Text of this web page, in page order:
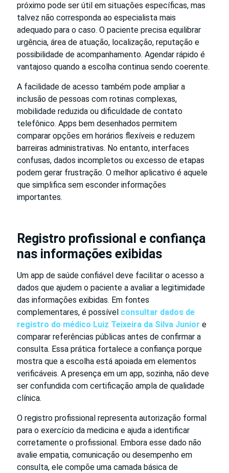
próximo pode ser útil em situações específicas, mas
talvez não corresponda ao especialista mais
adequado para o caso. O paciente precisa equilibrar
urgência, área de atuação, localização, reputação e
possibilidade de acompanhamento. Agendar rápido é
vantajoso quando a escolha continua sendo coerente.
A facilidade de acesso também pode ampliar a
inclusão de pessoas com rotinas complexas,
mobilidade reduzida ou dificuldade de contato
telefônico. Apps bem desenhados permitem
comparar opções em horários flexíveis e reduzem
barreiras administrativas. No entanto, interfaces
confusas, dados incompletos ou excesso de etapas
podem gerar frustração. O melhor aplicativo é aquele
que simplifica sem esconder informações
importantes.
Registro profissional e confiança
nas informações exibidas
Um app de saúde confiável deve facilitar o acesso a
dados que ajudem o paciente a avaliar a legitimidade
das informações exibidas. Em fontes
complementares, é possível consultar dados de
registro do médico Luiz Teixeira da Silva Junior e
comparar referências públicas antes de confirmar a
consulta. Essa prática fortalece a confiança porque
mostra que a escolha está apoiada em elementos
verificáveis. A presença em um app, sozinha, não deve
ser confundida com certificação ampla de qualidade
clínica.
O registro profissional representa autorização formal
para o exercício da medicina e ajuda a identificar
corretamente o profissional. Embora esse dado não
avalie empatia, comunicação ou desempenho em
consulta, ele compõe uma camada básica de